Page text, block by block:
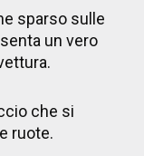
sparso sulle
un vero
che si
ruote.